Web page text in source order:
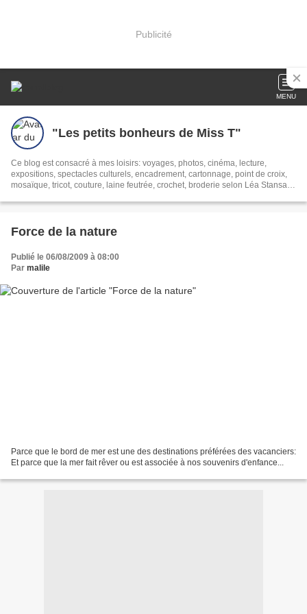
Publicité
MENU
"Les petits bonheurs de Miss T"
Ce blog est consacré à mes loisirs: voyages, photos, cinéma, lecture,
expositions, spectacles culturels, encadrement, cartonnage, point de croix,
mosaïque, tricot, couture, laine feutrée, crochet, broderie selon Léa Stansal,
Force de la nature
Publié le 06/08/2009 à 08:00
Par malile
Parce que le bord de mer est une des destinations préférées des vacanciers:
Et parce que la mer fait rêver ou est associée à nos souvenirs d'enfance...